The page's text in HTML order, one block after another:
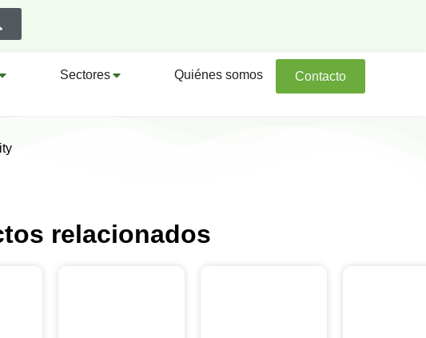
Sectores Quiénes somos Contacto
relacionados